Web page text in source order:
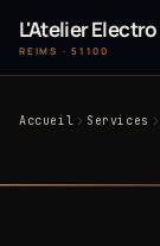
L'Atelier Electro
REIMS · 51100
Accueil Services